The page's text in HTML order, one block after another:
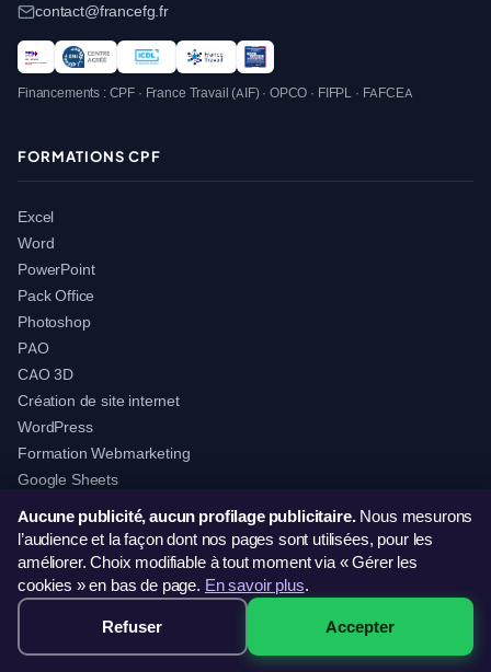
499€ · Voir les sessions →
contact@francefg.fr
Financements : CPF · France Travail (AIF) · OPCO · FIFPL · FAFCEA
FORMATIONS CPF
Excel
Word
PowerPoint
Pack Office
Photoshop
PAO
CAO 3D
Création de site internet
WordPress
Formation Webmarketing
Google Sheets
Google Workspace
Formation Intelligence Artificielle
FORMATIONS EN LIGNE
Excel en ligne
Aucune publicité, aucun profilage publicitaire.Nous mesurons
l’audience et la façon dont nos pages sont utilisées, pour les
améliorer. Choix modifiable à tout moment via « Gérer les
cookies » en bas de page. En savoir plus.
Refuser Accepter